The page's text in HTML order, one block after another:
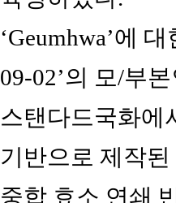
‘Geumhwa’에
09-02’의 모/부
스탠다드국화에
기반으로 제작
중합 효소 연쇄